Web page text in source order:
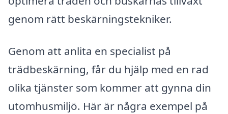
genom rätt beskärningstekniker.
Genom att anlita en specialist på
trädbeskärning, får du hjälp med en rad
olika tjänster som kommer att gynna din
utomhusmiljö. Här är några exempel på